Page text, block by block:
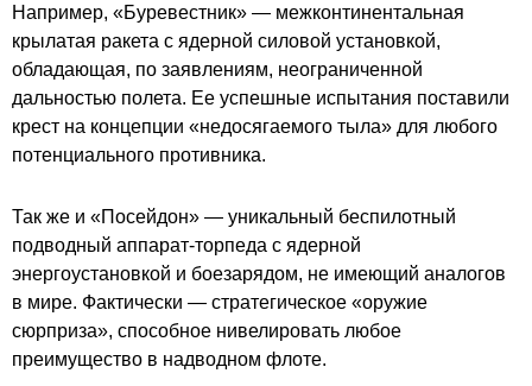
Например, «Буревестник» — межконтинентальная
крылатая ракета с ядерной силовой установкой,
обладающая, по заявлениям, неограниченной
дальностью полета. Ее успешные испытания поставили
крест на концепции «недосягаемого тыла» для любого
потенциального противника.
Так же и «Посейдон» — уникальный беспилотный
подводный аппарат-торпеда с ядерной
энергоустановкой и боезарядом, не имеющий аналогов
в мире. Фактически — стратегическое «оружие
сюрприза», способное нивелировать любое
преимущество в надводном флоте.